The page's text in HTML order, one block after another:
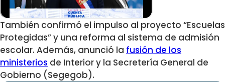
También confirmó el impulso al proyecto “Escuelas
Protegidas” y una reforma al sistema de admisión
escolar. Además, anunció la fusión de los
ministerios de Interior y la Secretería General de
Gobierno (Segegob).